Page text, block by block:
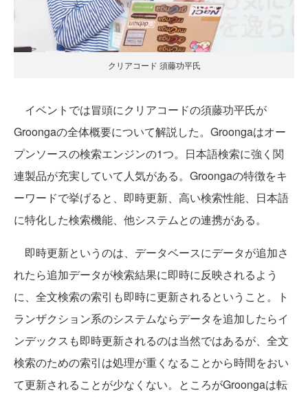
クリアコード 須藤功平氏
イベントでは冒頭にクリアコードの須藤功平氏が
Groongaの全体概要について解説した。Groongaはオー
プンソースの検索エンジンの1つ。日本語検索に強く関
連製品が充実していて人気がある。Groongaの特徴をキ
ーワードで挙げると、即時更新、高い検索性能、日本語
に特化した検索機能、他システムとの連携がある。
即時更新というのは、データベースにデータが追加さ
れたら追加データが検索結果に即時に反映されるよう
に、全文検索の索引も即時に更新されるということ。ト
ランザクション系のシステムならデータを追加したらイ
ンデックスも即時更新されるのは当然ではあるが、全文
検索のための索引は処理が重くなることから時間をおい
て更新されることが少なくない。ところがGroongaは転